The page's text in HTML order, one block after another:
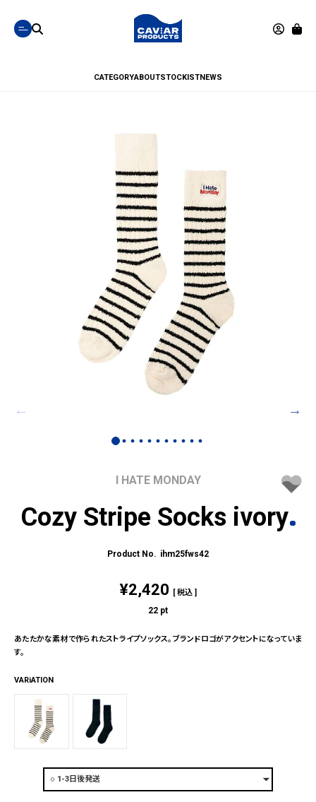
CATEGORYABOUTSTOCKISTNEWS
I HATE MONDAY
Cozy Stripe Socks ivory
ihm25fws42
¥2,420 税込
22 pt
あたたかな素材で作られたストライプソックス。ブランドロゴがアクセントになっていま
す。
VARiATION